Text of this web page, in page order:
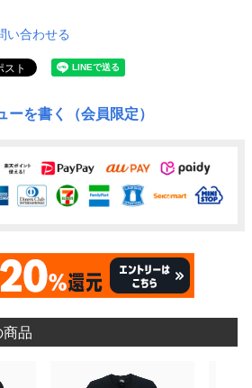
い合わせる
ーを書く（会員限定）
品